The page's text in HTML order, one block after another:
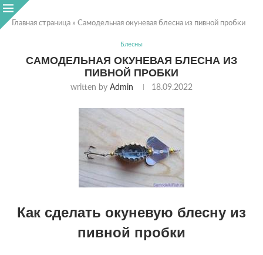
Главная страница » Самодельная окуневая блесна из пивной пробки
Блесны
САМОДЕЛЬНАЯ ОКУНЕВАЯ БЛЕСНА ИЗ
ПИВНОЙ ПРОБКИ
written by Admin 18.09.2022
Как сделать окуневую блесну из
пивной пробки